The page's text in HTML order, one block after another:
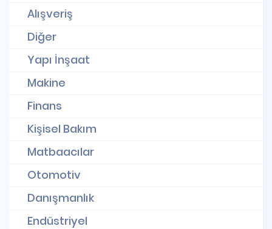
Alışveriş
Diğer
Yapı İnşaat
Makine
Finans
Kişisel Bakım
Matbaacılar
Otomotiv
Danışmanlık
Endüstriyel